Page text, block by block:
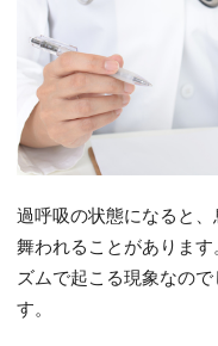
過呼吸の状態になると
舞われることがありま
ズムで起こる現象なの
す。